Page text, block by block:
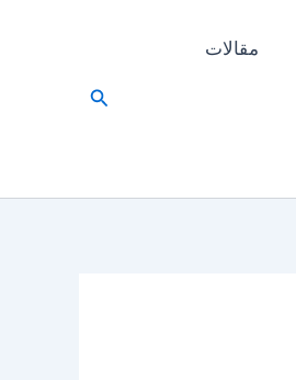
مقالات
البحث